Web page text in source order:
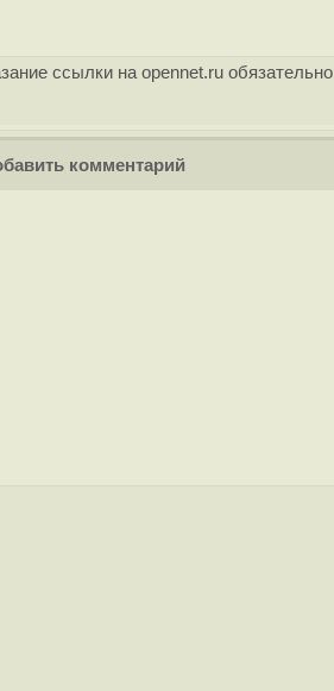
ссылки на opennet.ru обязательно
комментарий